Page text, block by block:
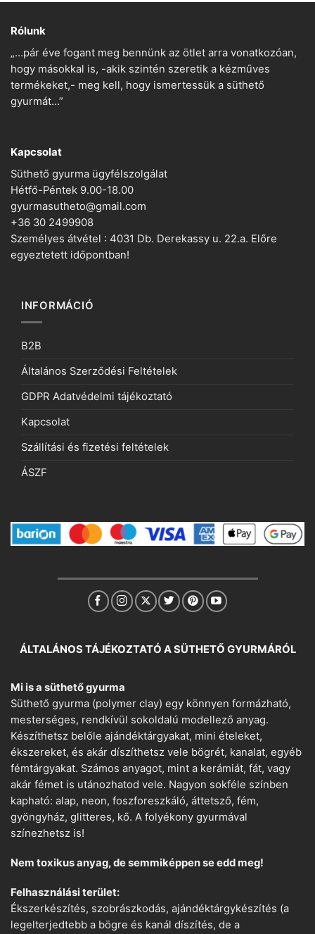
Rólunk
„…pár éve fogant meg bennünk az ötlet arra vonatkozóan,
hogy másokkal is, -akik szintén szeretik a kézműves
termékeket,- meg kell, hogy ismertessük a süthető
gyurmát…”
Kapcsolat
Süthető gyurma ügyfélszolgálat
Hétfő-Péntek 9.00-18.00
gyurmasutheto@gmail.com
+36 30 2499908
Személyes átvétel : 4031 Db. Derekassy u. 22.a. Előre
egyeztetett időpontban!
INFORMÁCIÓ
B2B
Általános Szerződési Feltételek
GDPR Adatvédelmi tájékoztató
Kapcsolat
Szállítási és fizetési feltételek
ÁSZF
ÁLTALÁNOS TÁJÉKOZTATÓ A SÜTHETŐ GYURMÁRÓL
Mi is a süthető gyurma
Süthető gyurma (polymer clay) egy könnyen formázható,
mesterséges, rendkívül sokoldalú modellező anyag.
Készíthetsz belőle ajándéktárgyakat, mini ételeket,
ékszereket, és akár díszíthetsz vele bögrét, kanalat, egyéb
fémtárgyakat. Számos anyagot, mint a kerámiát, fát, vagy
akár fémet is utánozhatod vele. Nagyon sokféle színben
kapható: alap, neon, foszforeszkáló, áttetsző, fém,
gyöngyház, glitteres, kő. A folyékony gyurmával
színezhetsz is!
Nem toxikus anyag, de semmiképpen se edd meg!
Felhasználási terület:
Ékszerkészítés, szobrászkodás, ajándéktárgykészítés (a
legelterjedtebb a bögre és kanál díszítés, de a